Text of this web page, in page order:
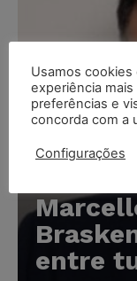
entre
Usamos
experiência
preferências e
concorda com a
Configurações